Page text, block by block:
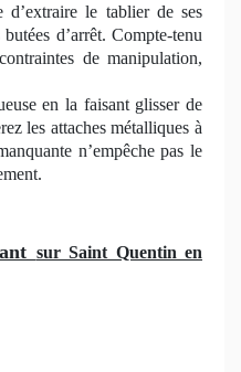
le tablier de ses
d’arrêt. Compte-tenu
de manipulation,
en la faisant glisser de
les attaches métalliques à
n’empêche pas le
sur Saint Quentin en